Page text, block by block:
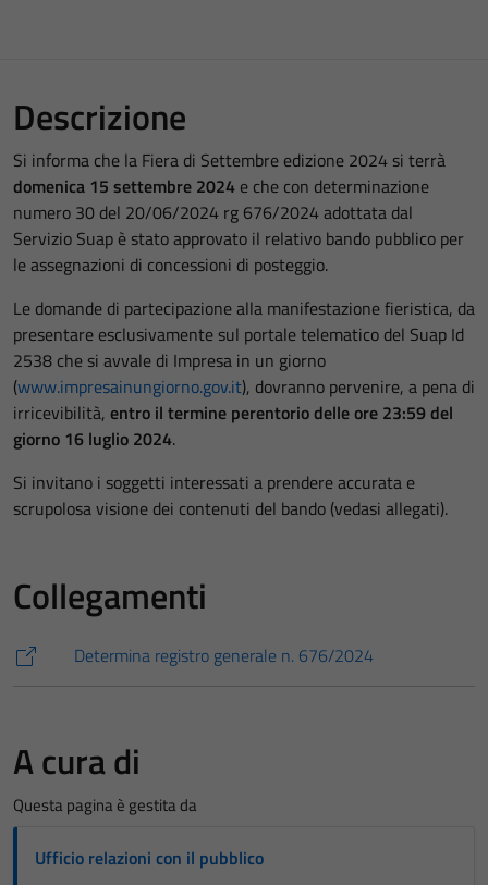
Descrizione
Si informa che la Fiera di Settembre edizione 2024 si terrà
domenica 15 settembre 2024 e che con determinazione
numero 30 del 20/06/2024 rg 676/2024 adottata dal
Servizio Suap è stato approvato il relativo bando pubblico per
le assegnazioni di concessioni di posteggio.
Le domande di partecipazione alla manifestazione fieristica, da
presentare esclusivamente sul portale telematico del Suap Id
2538 che si avvale di Impresa in un giorno
(www.impresainungiorno.gov.it), dovranno pervenire, a pena di
irricevibilità, entro il termine perentorio delle ore 23:59 del
giorno 16 luglio 2024.
Si invitano i soggetti interessati a prendere accurata e
scrupolosa visione dei contenuti del bando (vedasi allegati).
Collegamenti
Determina registro generale n. 676/2024
A cura di
Questa pagina è gestita da
Ufficio relazioni con il pubblico